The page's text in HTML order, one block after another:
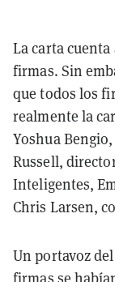
La carta cuenta
firmas. Sin
que todos los
realmente la
Yoshua
Russell,
Inteligentes,
Chris Larsen,
Un portavoz
firmas se